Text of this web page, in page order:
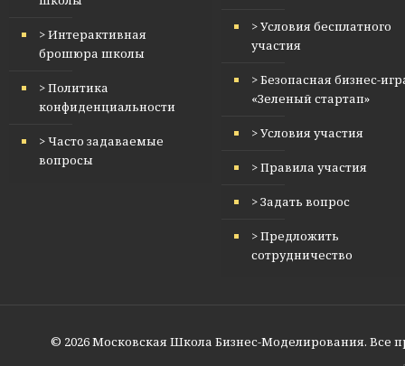
> Интерактивная
брошюра школы
> Политика
конфиденциальности
> Часто задаваемые
вопросы
> Условия бесплатного
участия
> Безопасная бизнес-
«Зеленый стартап»
> Условия участия
> Правила участия
> Задать вопрос
> Предложить
сотрудничество
© 2026 Московская Школа Бизнес-Моделирования.